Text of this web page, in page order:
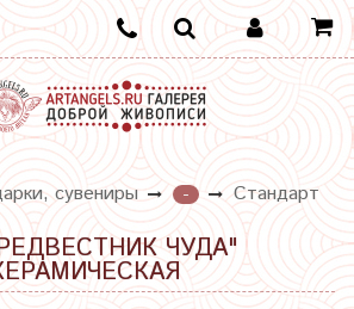
сувениры - Стандарт
ЧУДА"